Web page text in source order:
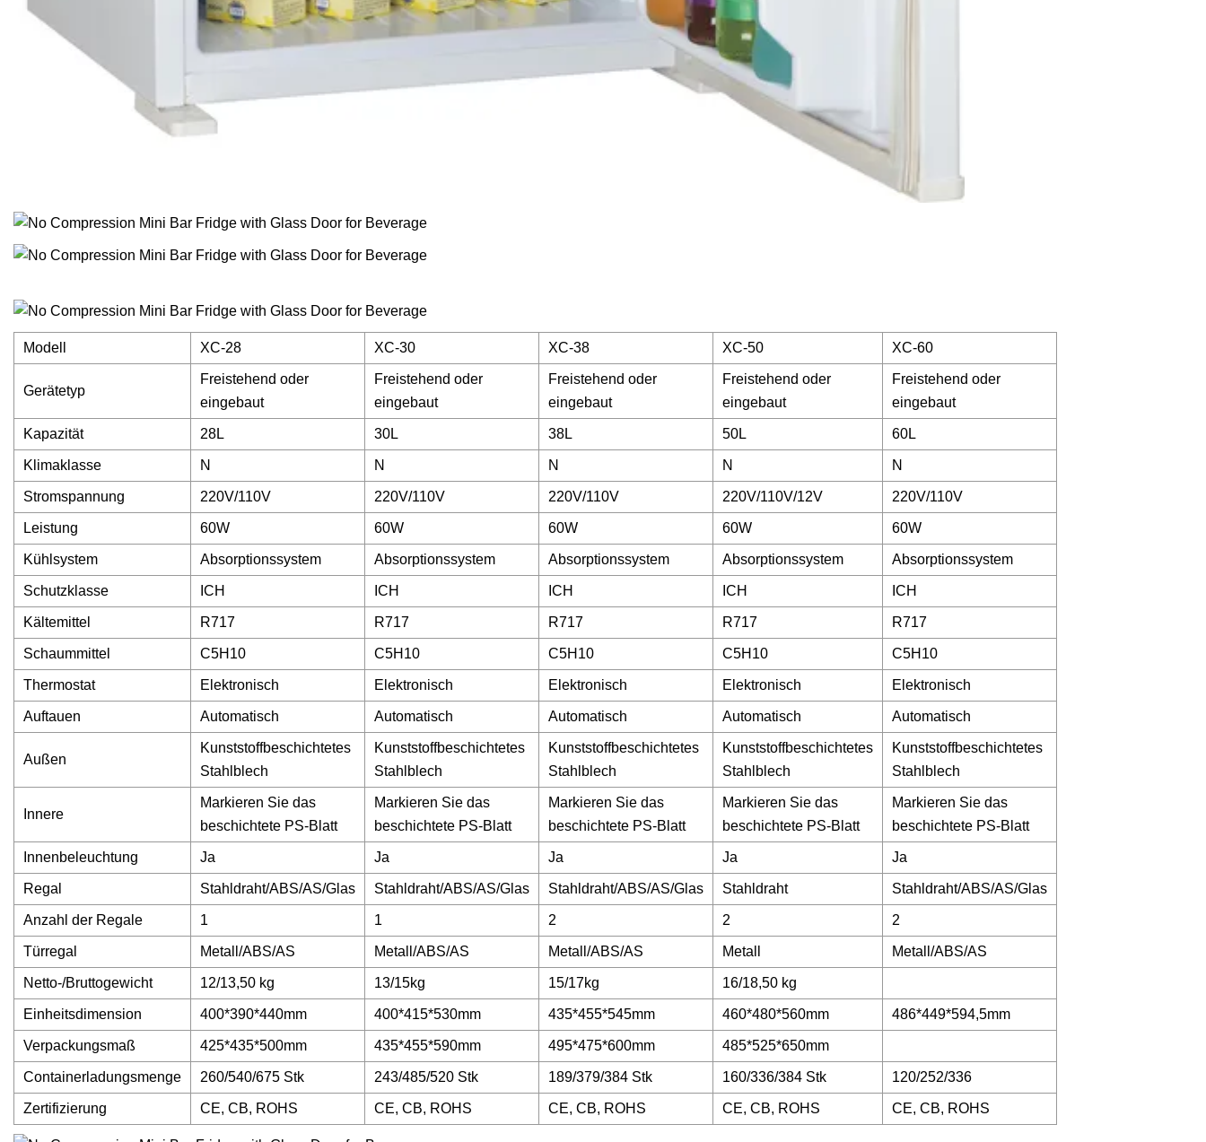
Modell XC-28 XC-30 XC-38 XC-50 XC-60
Gerätetyp
Freistehend oder
eingebaut
Freistehend oder
eingebaut
Freistehend oder
eingebaut
Freistehend oder
eingebaut
Freistehend oder
eingebaut
Kapazität 28L 30L 38L 50L 60L
Klimaklasse N N N N N
Stromspannung 220V/110V 220V/110V 220V/110V 220V/110V/12V 220V/110V
Leistung 60W 60W 60W 60W 60W
Kühlsystem Absorptionssystem Absorptionssystem Absorptionssystem Absorptionssystem Absorptionssystem
Schutzklasse ICH ICH ICH ICH ICH
Kältemittel R717 R717 R717 R717 R717
Schaummittel C5H10 C5H10 C5H10 C5H10 C5H10
Thermostat Elektronisch Elektronisch Elektronisch Elektronisch Elektronisch
Auftauen Automatisch Automatisch Automatisch Automatisch Automatisch
Außen
Kunststoffbeschichtetes
Stahlblech
Kunststoffbeschichtetes
Stahlblech
Kunststoffbeschichtetes
Stahlblech
Kunststoffbeschichtetes
Stahlblech
Kunststoffbeschichtetes
Stahlblech
Innere
Markieren Sie das
beschichtete PS-Blatt
Markieren Sie das
beschichtete PS-Blatt
Markieren Sie das
beschichtete PS-Blatt
Markieren Sie das
beschichtete PS-Blatt
Markieren Sie das
beschichtete PS-Blatt
Innenbeleuchtung Ja Ja Ja Ja Ja
Regal Stahldraht/ABS/AS/Glas Stahldraht/ABS/AS/Glas Stahldraht/ABS/AS/Glas Stahldraht Stahldraht/ABS/AS/Glas
Anzahl der Regale 1 1 2 2 2
Türregal Metall/ABS/AS Metall/ABS/AS Metall/ABS/AS Metall Metall/ABS/AS
Netto-/Bruttogewicht 12/13,50 kg 13/15kg 15/17kg 16/18,50 kg
Einheitsdimension 400*390*440mm 400*415*530mm 435*455*545mm 460*480*560mm 486*449*594,5mm
Verpackungsmaß 425*435*500mm 435*455*590mm 495*475*600mm 485*525*650mm
Containerladungsmenge 260/540/675 Stk 243/485/520 Stk 189/379/384 Stk 160/336/384 Stk 120/252/336
Zertifizierung CE, CB, ROHS CE, CB, ROHS CE, CB, ROHS CE, CB, ROHS CE, CB, ROHS